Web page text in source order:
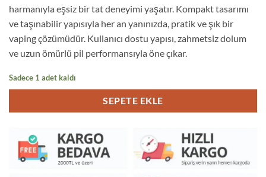
harmanıyla eşsiz bir tat deneyimi yaşatır. Kompakt tasarımı
ve taşınabilir yapısıyla her an yanınızda, pratik ve şık bir
vaping çözümüdür. Kullanıcı dostu yapısı, zahmetsiz dolum
ve uzun ömürlü pil performansıyla öne çıkar.
Sadece 1 adet kaldı
SEPETE EKLE